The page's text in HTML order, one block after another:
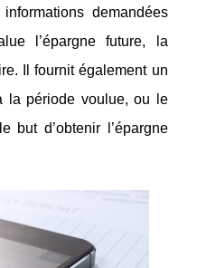
demandées
l’épargne future, la
Il fournit également un
la période voulue, ou le
but d’obtenir l’épargne